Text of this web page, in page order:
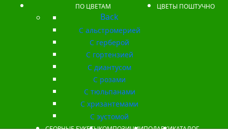
ПО ЦВЕТАМ
Back
С альстромерией
С герберой
С гортензией
С диантусом
С розами
С тюльпанами
С хризантемами
С эустомой
ЦВЕТЫ ПОШТУЧНО
СБОРНЫЕ БУКЕТЫКОМПОЗИЦИИПОДАРКИКАТАЛОГ